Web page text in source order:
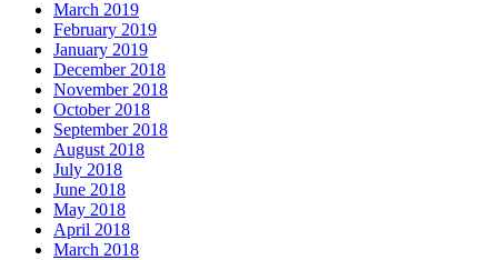
March 2019
February 2019
January 2019
December 2018
November 2018
October 2018
September 2018
August 2018
July 2018
June 2018
May 2018
April 2018
March 2018